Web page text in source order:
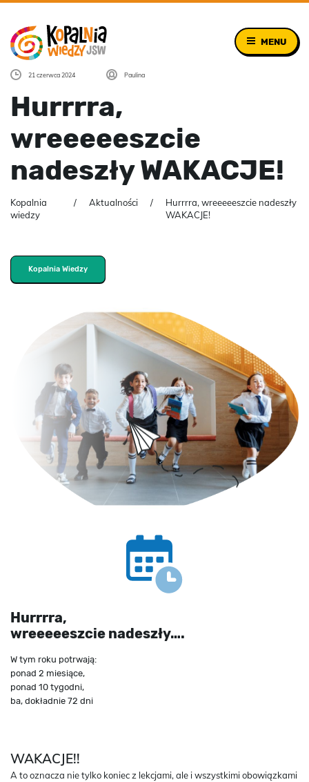
MENU
21 czerwca 2024 Paulina
Hurrrra,
wreeeeeszcie
nadeszły WAKACJE!
Kopalnia
wiedzy
Aktualności
Hurrrra, wreeeeeszcie nadeszły
WAKACJE!
Kopalnia Wiedzy
Hurrrra,
wreeeeeszcie nadeszły….
W tym roku potrwają:
ponad 2 miesiące,
ponad 10 tygodni,
ba, dokładnie 72 dni
WAKACJE!!
A to oznacza nie tylko koniec z lekcjami, ale i wszystkimi obowiązkami